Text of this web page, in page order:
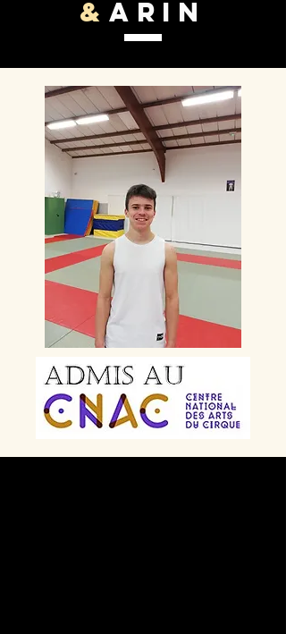
Esacto'Lido, esac, Doch, Codarts, ...)
20 ans, originaire de Bretagne, a intégré en
2023 notre préparation aux sélections des
écoles supérieures de cirque pour devenir
artiste professionnel !! Parkouriste, danseur,
musicien il vient au Pays Basque pour
acquérir un niveau technique académique
en acrobatie et consolider son profil
artistique afin de se présenter au concours
ACADÉMIE FRATELLINI.
IKUSKIZUNAREN
& Arin